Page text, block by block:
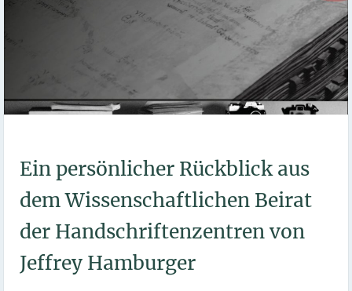
Ein persönlicher Rückblick aus
dem Wissenschaftlichen Beirat
der Handschriftenzentren von
Jeffrey Hamburger